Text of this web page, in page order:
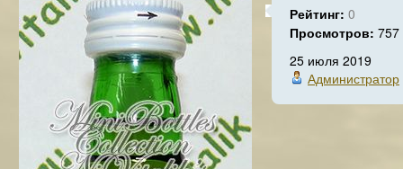
Рейтинг: 0
Просмотров: 757
25 июля 2019
Администратор